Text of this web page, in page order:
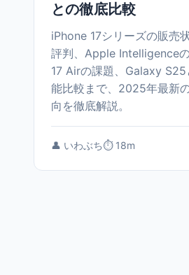
との徹底比較
iPhone 17シリーズの販売
評判、Apple Intelligence
17 Airの課題、Galaxy S25
能比較まで、2025年最新
向を徹底解説。
👤 いわぶち⏱️ 18m